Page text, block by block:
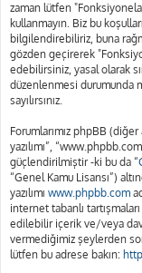
zaman lütfen
kullanmayın. Biz bu
bilgilendirebiliriz, buna
gözden geçirerek
edebilirsiniz, yasal olarak
düzenlenmesi durumunda
sayılırsınız.
Forumlarımız phpBB
yazılımı”,
güçlendirilmiştir -ki bu da “
“Genel Kamu Lisansı”)
yazılımı www.phpbb.com
internet tabanlı
edilebilir içerik ve/veya
vermediğimiz şeylerden
lütfen bu adrese bakın: